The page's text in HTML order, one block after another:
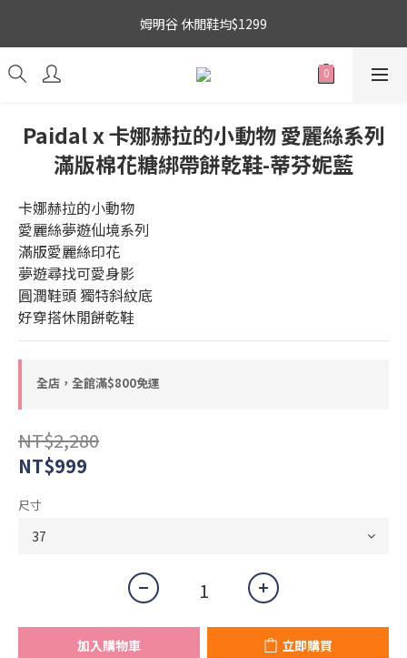
吉伊卡哇 新品上市88折+滿件贈零錢包(隨機)
姆明谷 休閒鞋均$1299
14
0
3
2
7
6
2
1
0
4
3
2
1
5
4
3
2
0
分
5
4
0
8
7
3
2
1
Paidal x 卡娜赫拉的小動物 愛麗絲系列
滿版棉花糖綁帶餅乾鞋-蒂芬妮藍
卡娜赫拉的小動物
愛麗絲夢遊仙境系列
滿版愛麗絲印花
夢遊尋找可愛身影
圓潤鞋頭 獨特斜紋底
好穿搭休閒餅乾鞋
全店，全館滿$800免運
NT$2,280
NT$999
尺寸
加入購物車 立即購買